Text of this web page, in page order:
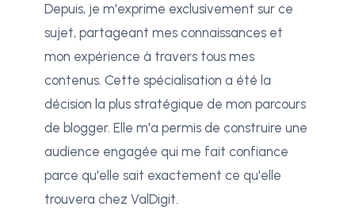
Depuis, je m'exprime exclusivement sur ce
sujet, partageant mes connaissances et
mon expérience à travers tous mes
contenus. Cette spécialisation a été la
décision la plus stratégique de mon parcours
de blogger. Elle m'a permis de construire une
audience engagée qui me fait confiance
parce qu'elle sait exactement ce qu'elle
trouvera chez ValDigit.